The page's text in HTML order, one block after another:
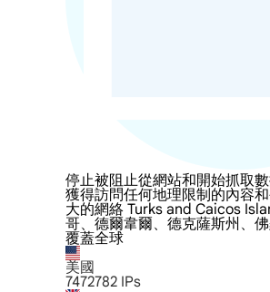
停止被阻止從網站和開始抓取
獲得訪問任何地理限制的內容
大的網絡 Turks and Caicos
哥、德爾韋爾、德克薩斯州、
覆蓋全球
美國
7472782 IPs